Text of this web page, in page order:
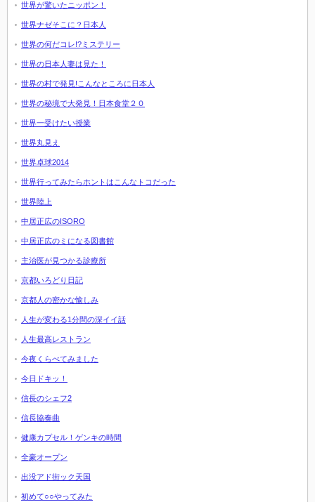
世界が驚いたニッポン！
世界ナゼそこに？日本人
世界の何だコレ!?ミステリー
世界の日本人妻は見た！
世界の村で発見!こんなところに日本人
世界の秘境で大発見！日本食堂２０
世界一受けたい授業
世界丸見え
世界卓球2014
世界行ってみたらホントはこんなトコだった
世界陸上
中居正広のISORO
中居正広のミになる図書館
主治医が見つかる診療所
京都いろどり日記
京都人の密かな愉しみ
人生が変わる1分間の深イイ話
人生最高レストラン
今夜くらべてみました
今日ドキッ！
信長のシェフ2
信長協奏曲
健康カプセル！ゲンキの時間
全豪オープン
出没アド街ック天国
初めて○○やってみた